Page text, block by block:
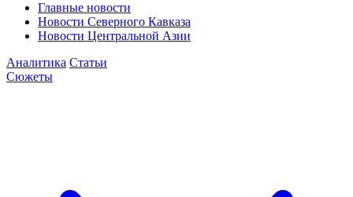
Главные новости
Новости Северного Кавказа
Новости Центральной Азии
Аналитика Статьи
Сюжеты